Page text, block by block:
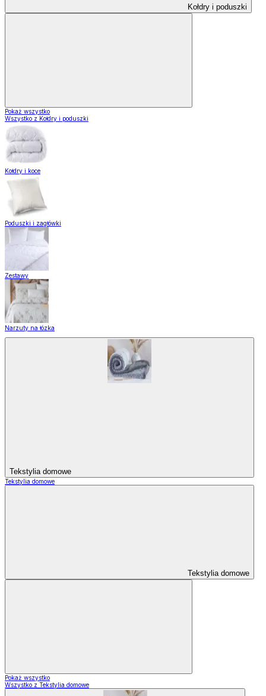
Kołdry i poduszki
Pokaż wszystko
Wszystko z Kołdry i poduszki
Kołdry i koce
Poduszki i zagłówki
Zestawy
Narzuty na łózka
Tekstylia domowe
Tekstylia domowe
Tekstylia domowe
Pokaż wszystko
Wszystko z Tekstylia domowe